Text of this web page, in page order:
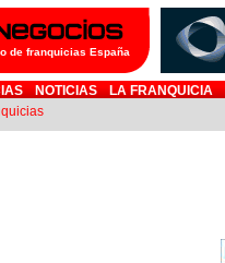
de franquicias España
NOTICIAS LA FRANQUICIA